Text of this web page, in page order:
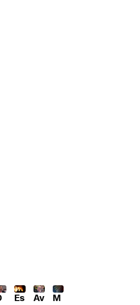
Es
Av
M